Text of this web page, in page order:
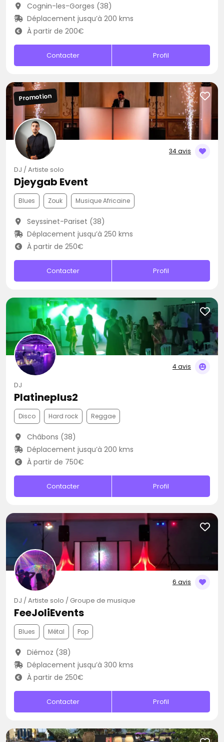
Cognin-les-Gorges (38)
Déplacement jusqu’à 200 kms
À partir de 200€
Contacter Profil
34 avis
Promotion
DJ / Artiste solo
Djeygab Event
Blues Zouk Musique Africaine
Seyssinet-Pariset (38)
Déplacement jusqu’à 250 kms
À partir de 250€
Contacter Profil
4 avis
DJ
Platineplus2
Disco Hard rock Reggae
Châbons (38)
Déplacement jusqu’à 200 kms
À partir de 750€
Contacter Profil
6 avis
DJ / Artiste solo / Groupe de musique
FeeJoliEvents
Blues Métal Pop
Diémoz (38)
Déplacement jusqu’à 300 kms
À partir de 250€
Contacter Profil